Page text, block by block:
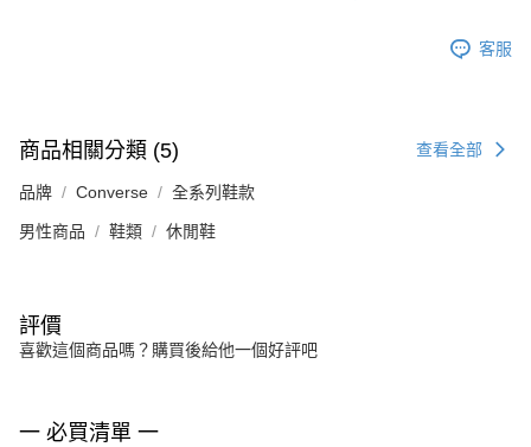
客服
商品相關分類 (5) 查看全部
品牌 Converse 全系列鞋款
男性商品 鞋類 休閒鞋
評價
喜歡這個商品嗎？購買後給他一個好評吧
一 必買清單 一